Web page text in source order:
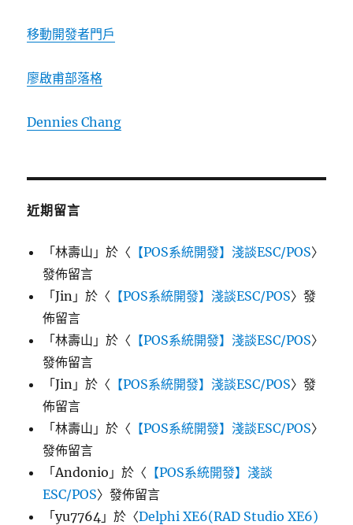
移動開發者門戶
廖啟甫部落格
Dennies Chang
近期留言
「林壽山 」於〈 【POS系統開發】淺談ESC/POS〉
發佈留言
「Jin 」於〈 【POS系統開發】淺談ESC/POS〉發
佈留言
「林壽山 」於〈 【POS系統開發】淺談ESC/POS〉
發佈留言
「Jin 」於〈 【POS系統開發】淺談ESC/POS〉發
佈留言
「林壽山 」於〈 【POS系統開發】淺談ESC/POS〉
發佈留言
「Andonio 」於〈 【POS系統開發】淺談
ESC/POS〉發佈留言
「yu7764 」於〈Delphi XE6(RAD Studio XE6)